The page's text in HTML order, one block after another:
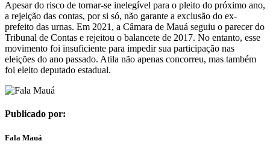
Apesar do risco de tornar-se inelegível para o pleito do próximo ano,
a rejeição das contas, por si só, não garante a exclusão do ex-
prefeito das urnas. Em 2021, a Câmara de Mauá seguiu o parecer do
Tribunal de Contas e rejeitou o balancete de 2017. No entanto, esse
movimento foi insuficiente para impedir sua participação nas
eleições do ano passado. Atila não apenas concorreu, mas também
foi eleito deputado estadual.
Publicado por:
Fala Mauá